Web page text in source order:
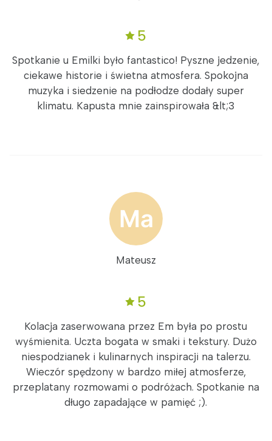
5
Spotkanie u Emilki było fantastico! Pyszne jedzenie,
ciekawe historie i świetna atmosfera. Spokojna
muzyka i siedzenie na podłodze dodały super
klimatu. Kapusta mnie zainspirowała &lt;3
Mateusz
5
Kolacja zaserwowana przez Em była po prostu
wyśmienita. Uczta bogata w smaki i tekstury. Dużo
niespodzianek i kulinarnych inspiracji na talerzu.
Wieczór spędzony w bardzo miłej atmosferze,
przeplatany rozmowami o podróżach. Spotkanie na
długo zapadające w pamięć ;).